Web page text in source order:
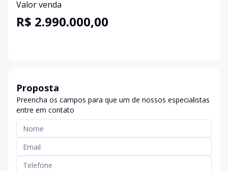
Valor venda
R$ 2.990.000,00
Proposta
Preencha os campos para que um de nossos especialistas
entre em contato